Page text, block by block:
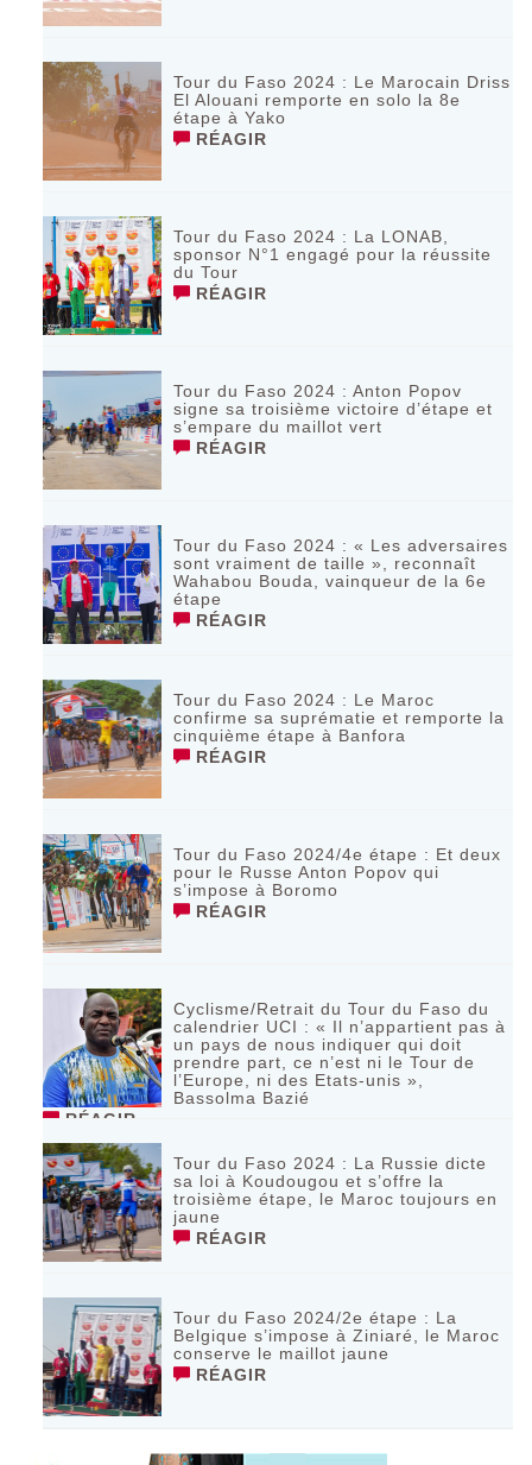
Tour du Faso 2024 : Le Marocain Driss
El Alouani remporte en solo la 8e
étape à Yako
RÉAGIR
Tour du Faso 2024 : La LONAB,
sponsor N°1 engagé pour la réussite
du Tour
RÉAGIR
Tour du Faso 2024 : Anton Popov
signe sa troisième victoire d’étape et
s’empare du maillot vert
RÉAGIR
Tour du Faso 2024 : « Les adversaires
sont vraiment de taille », reconnaît
Wahabou Bouda, vainqueur de la 6e
étape
RÉAGIR
Tour du Faso 2024 : Le Maroc
confirme sa suprématie et remporte la
cinquième étape à Banfora
RÉAGIR
Tour du Faso 2024/4e étape : Et deux
pour le Russe Anton Popov qui
s’impose à Boromo
RÉAGIR
Cyclisme/Retrait du Tour du Faso du
calendrier UCI : « Il n’appartient pas à
un pays de nous indiquer qui doit
prendre part, ce n’est ni le Tour de
l’Europe, ni des Etats-unis »,
Bassolma Bazié
RÉAGIR
Tour du Faso 2024 : La Russie dicte
sa loi à Koudougou et s’offre la
troisième étape, le Maroc toujours en
jaune
RÉAGIR
Tour du Faso 2024/2e étape : La
Belgique s’impose à Ziniaré, le Maroc
conserve le maillot jaune
RÉAGIR